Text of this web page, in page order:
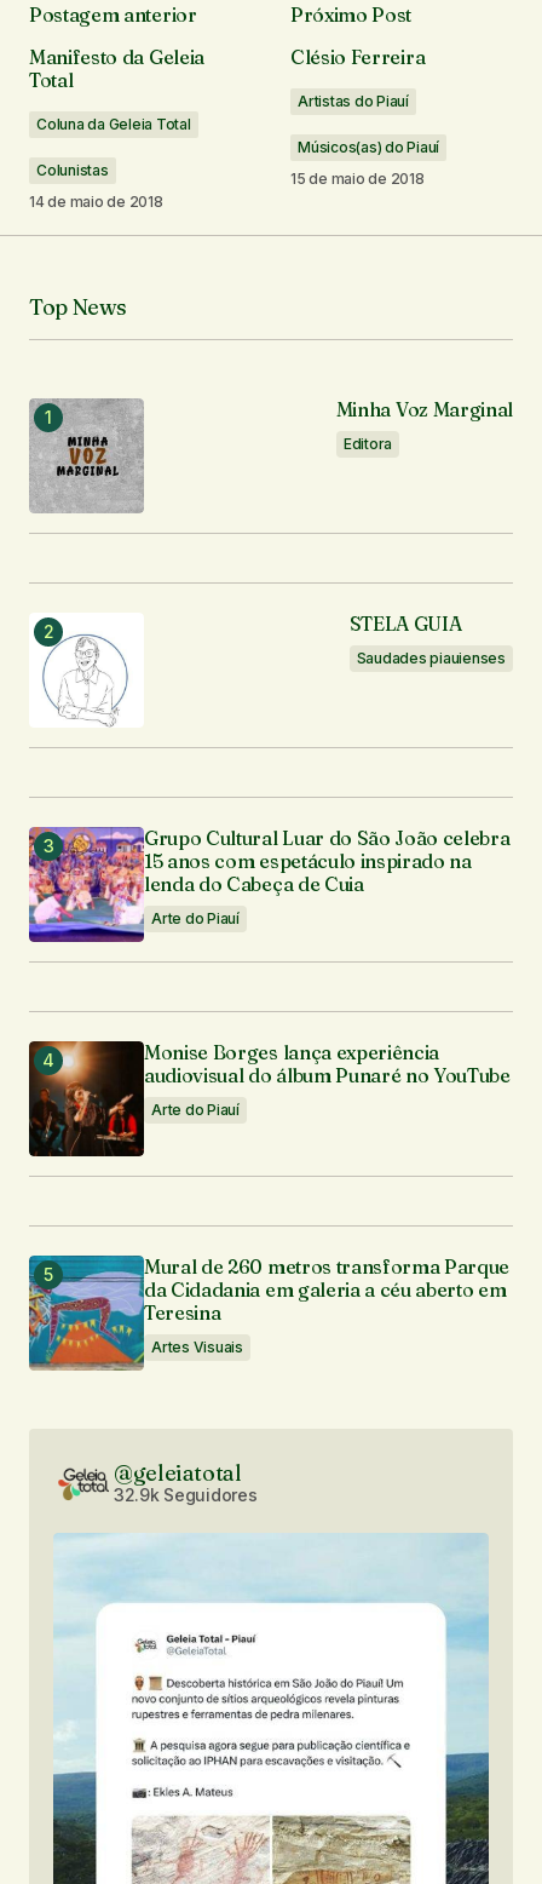
O seu endereço de e-mail não será publicado.
Campos obrigatórios são marcados com
Comentário*
Notifique-me sobre novos comentários por e-mail.
Notifique-me sobre novas publicações por e-mail.
Postagem anterior
Manifesto da Geleia
Total
Coluna da Geleia Total
Colunistas
14 de maio de 2018
Próximo Post
Clésio Ferreira
Artistas do Piauí
Músicos(as) do Piauí
15 de maio de 2018
Top News
Minha Voz Marginal
Editora
STELA GUIA
Saudades piauienses
Grupo Cultural Luar do São João celebra
15 anos com espetáculo inspirado na
lenda do Cabeça de Cuia
Arte do Piauí
Monise Borges lança experiência
audiovisual do álbum Punaré no YouTube
Arte do Piauí
Mural de 260 metros transforma Parque
da Cidadania em galeria a céu aberto em
Teresina
Artes Visuais
@geleiatotal
32.9k Seguidores